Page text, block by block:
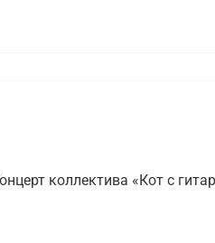
Концерт коллектива «Кот